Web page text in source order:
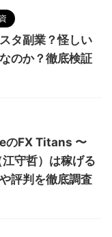
タ副業？怪しい
のか？徹底検証
のFX Titans 〜
守哲）は稼げる
評判を徹底調査